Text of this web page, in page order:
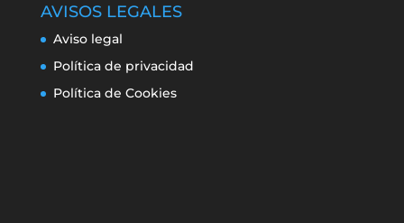
AVISOS LEGALES
Aviso legal
Política de privacidad
Política de Cookies